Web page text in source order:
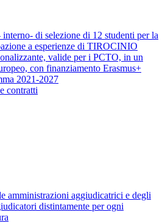
di selezione di 12 studenti per la
a esperienze di TIROCINIO
valide per i PCTO, in un
con finanziamento Erasmus+
2021-2027
contratti
amministrazioni aggiudicatrici e degli
distintamente per ogni